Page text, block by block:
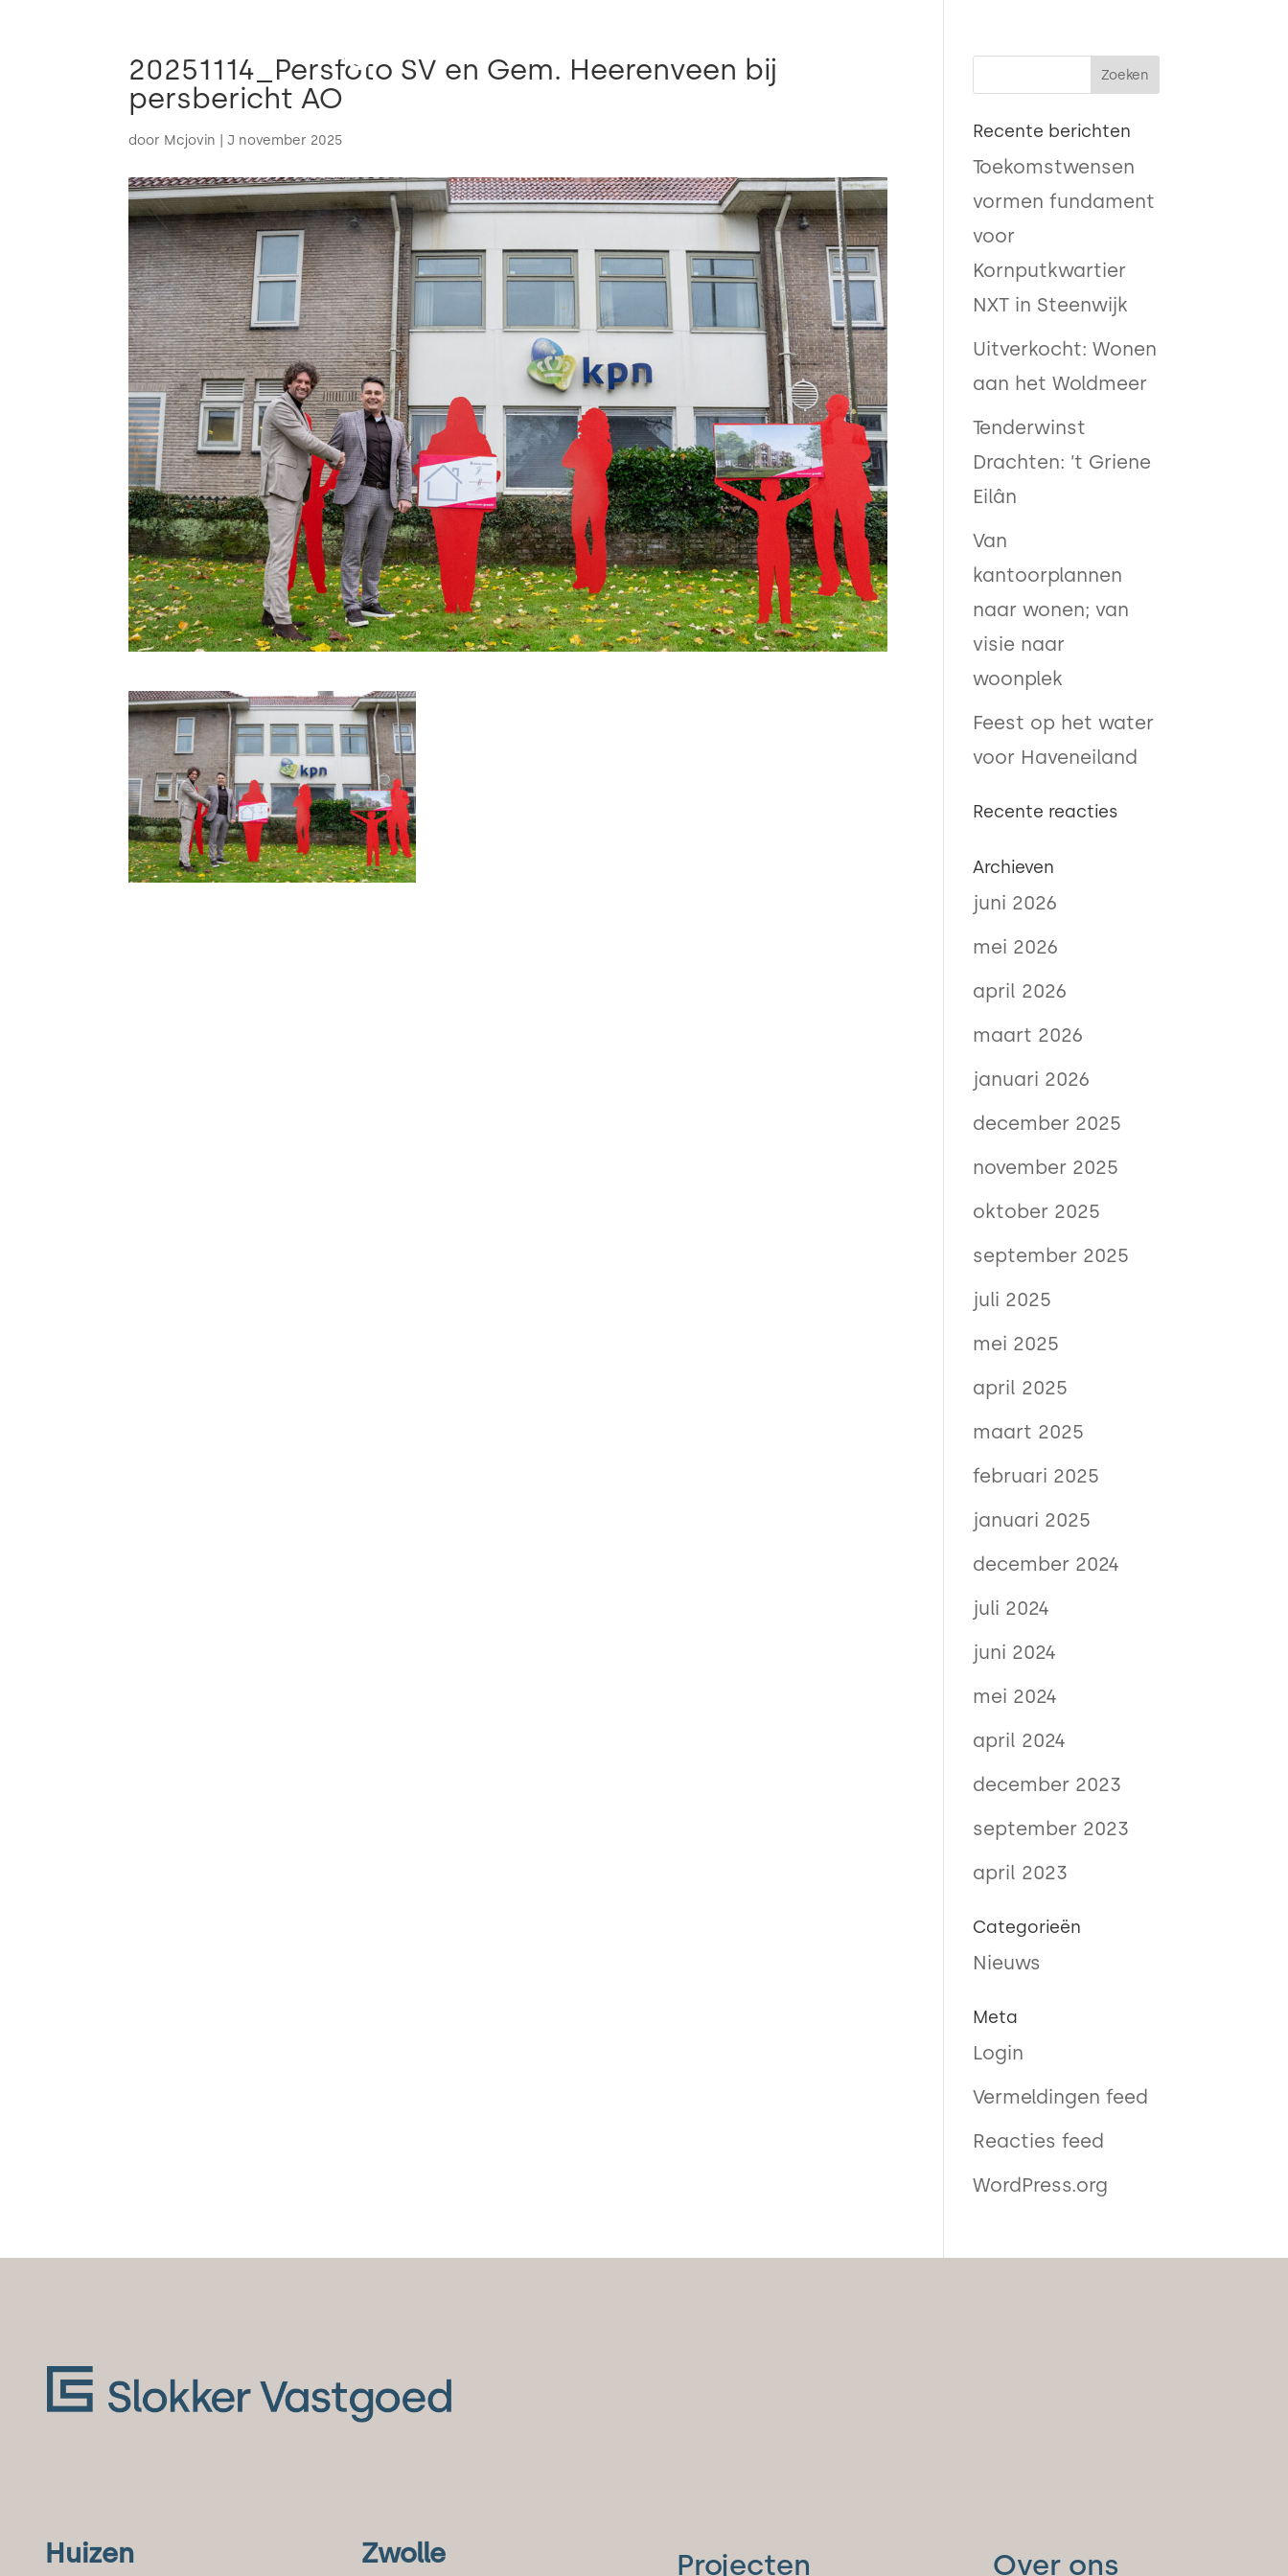
20251114_Persfoto SV en Gem. Heerenveen bij
persbericht AO
door Mcjovin |J november 2025 Recente berichten
Toekomstwensen
vormen fundament
voor
Kornputkwartier
NXT in Steenwijk
Uitverkocht: Wonen
aan het Woldmeer
Tenderwinst
Drachten: ’t Griene
Eilân
Van
kantoorplannen
naar wonen; van
visie naar
woonplek
Feest op het water
voor Haveneiland
Recente reacties
Archieven
juni 2026
mei 2026
april 2026
maart 2026
januari 2026
december 2025
november 2025
oktober 2025
september 2025
juli 2025
mei 2025
april 2025
maart 2025
februari 2025
januari 2025
december 2024
juli 2024
juni 2024
mei 2024
april 2024
december 2023
september 2023
april 2023
Categorieën
Nieuws
Meta
Login
Vermeldingen feed
Reacties feed
WordPress.org
Huizen Zwolle Projecten Over ons